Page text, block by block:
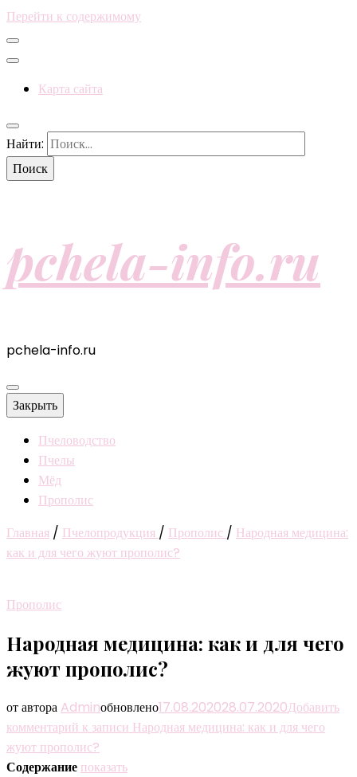
Перейти к содержимому
Карта сайта
Найти:
pchela-info.ru
pchela-info.ru
Закрыть
Пчеловодство
Пчелы
Мёд
Прополис
Главная / Пчелопродукция / Прополис / Народная медицина:
как и для чего жуют прополис?
Прополис
Народная медицина: как и для чего
жуют прополис?
от автора Adminобновлено17.08.202028.07.2020Добавить
комментарий к записи Народная медицина: как и для чего
жуют прополис?
Содержание показать